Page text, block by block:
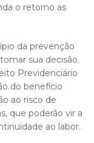
o retorno as
da prevenção
sua decisão.
Previdenciário
do benefício
ao risco de
que poderão vir a
ao labor.